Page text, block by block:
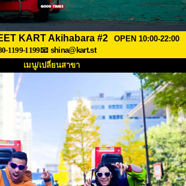
KART Akihabara #2
OPEN 10:00-22:00
1199-1199📧 shina@kart.st
เมนู/เปลี่ยนสาขา
ราคา
เสียงจากผู้ใช้ คำถามที่พบบ่อย
การจอง
เปลี่ยนสาขา